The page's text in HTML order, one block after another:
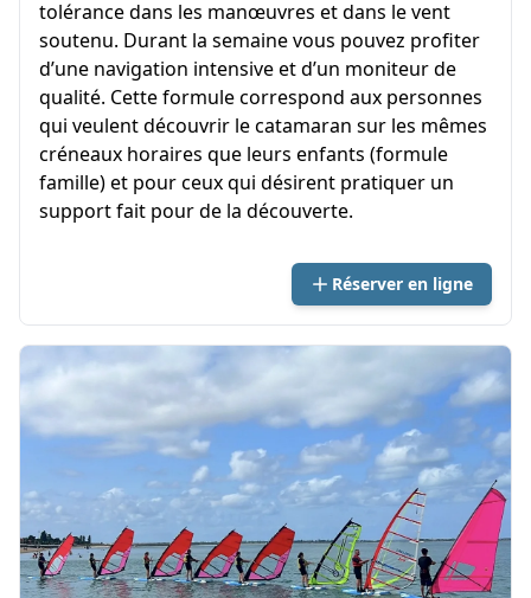
tolérance dans les manœuvres et dans le vent
soutenu. Durant la semaine vous pouvez profiter
d’une navigation intensive et d’un moniteur de
qualité. Cette formule correspond aux personnes
qui veulent découvrir le catamaran sur les mêmes
créneaux horaires que leurs enfants (formule
famille) et pour ceux qui désirent pratiquer un
support fait pour de la découverte.
Réserver en ligne